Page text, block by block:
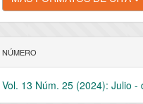
NÚMERO
Vol. 13 Núm. 25 (2024): Julio -